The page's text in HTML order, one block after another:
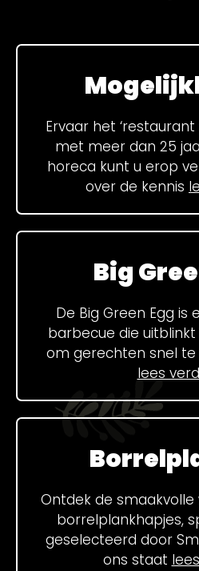
Ervaar het ‘restaurant
met meer dan 25
horeca kunt u erop
over de kennis
Big
De Big Green Egg is
barbecue die
om gerechten snel
lees
Ontdek de
borrelplankhapjes,
geselecteerd door
ons staat